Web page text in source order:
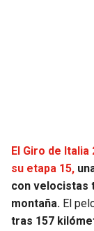
LIONS
NUGGETS
El Giro de
su etapa 15,
con velocistas
montaña. El
tras 157